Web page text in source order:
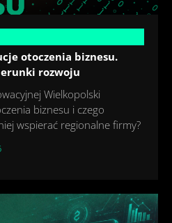
otoczenia biznesu.
rozwoju
Wielkopolski
biznesu i czego
wspierać regionalne firmy?